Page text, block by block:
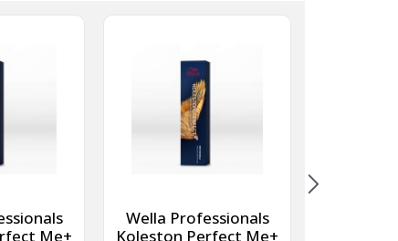
Me+
Wella Professionals
Koleston Perfect Me+